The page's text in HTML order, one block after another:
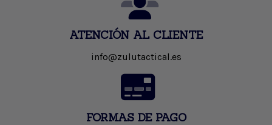
ATENCIÓN AL CLIENTE
info@zulutactical.es
FORMAS DE PAGO